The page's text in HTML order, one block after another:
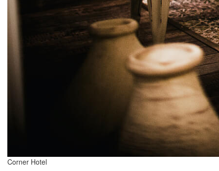
Corner Hotel